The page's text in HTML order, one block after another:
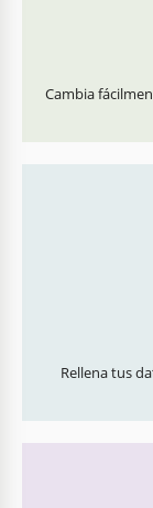
Cambia
Rellena tus